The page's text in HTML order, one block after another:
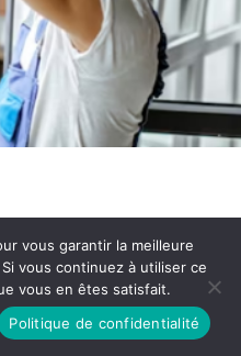
de Confidentialité
vous garantir la meilleure
vous continuez à utiliser ce
vous en êtes satisfait.
Politique de confidentialité